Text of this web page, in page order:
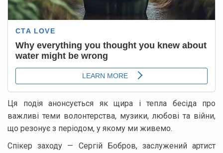
Ця подія анонсується як щира і тепла бесіда про
важливі теми волонтерства, музики, любові та війни,
що резонує з періодом, у якому ми живемо.
Спікер заходу — Сергій Бобров, заслужений артист